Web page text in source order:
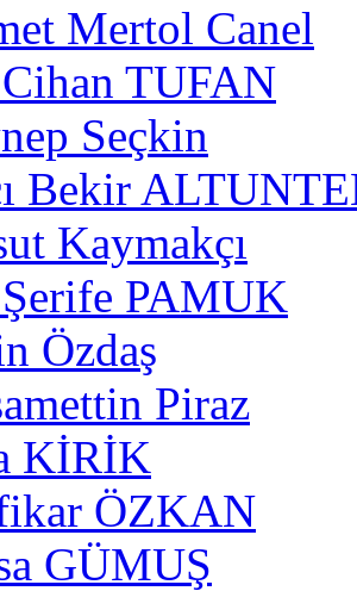
Mertol Canel
TUFAN
Seçkin
Bekir
Kaymakçı
PAMUK
Özdaş
Piraz
KİRİK
ÖZKAN
GÜMUŞ